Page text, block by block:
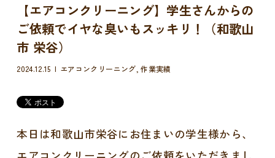
【エアコンクリーニング】学生さんからの
ご依頼でイヤな臭いもスッキリ！（和歌山
市 栄谷）
2024.12.15 エアコンクリーニング ,作業実績
本日は和歌山市栄谷にお住まいの学生様から、